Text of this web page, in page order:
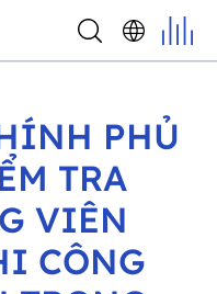
PHỦ
TRA
VIÊN
CÔNG